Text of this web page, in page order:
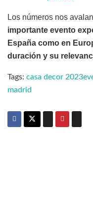
Los números nos
importante evento
España como en
duración y su
Tags: casa decor 2023
madrid